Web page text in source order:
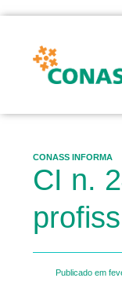
CONASS INFORMA
CI n.
Publicado em